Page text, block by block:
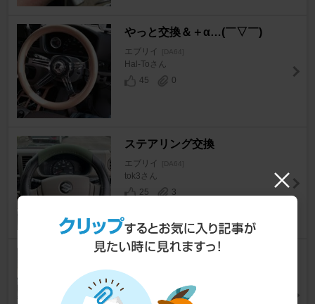
やっと交換＆＋α…(￣▽￣)
エブリイ [DA64]
Hal-Toさん
45
0
ステアリング交換
エブリイ [DA64]
tok3さん
25
3
スイフトステアリング＆照明付
きステアリングスイッチ
エブリイ [DA64]